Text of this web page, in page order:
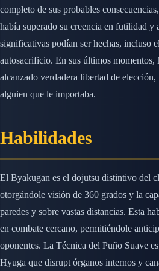
completo de sus probables
había superado su creencia en futilidad y
significativas podían ser hechas, incluso
autosacrificio. En sus últimos momentos,
alcanzado verdadera libertad de elección,
alguien que le importaba.
Habilidades
El Byakugan es el dojutsu distintivo del
otorgándole visión de 360 grados y la
paredes y sobre vastas distancias. Esta
en combate cercano, permitiéndole
oponentes. La Técnica del Puño Suave
Hyuga que disrupt órganos internos y